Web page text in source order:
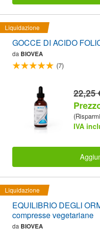
Liquidazione
GOCCE DI ACIDO
da BIOVEA
(7)
22,25
IVA
Liquidazione
EQUILIBRIO DEGLI
compresse vegetariane
da BIOVEA